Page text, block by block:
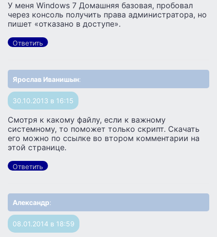
У меня Windows 7 Домашняя базовая, пробовал
через консоль получить права администратора, но
пишет «отказано в доступе».
Ответить
Ярослав Иванишын:
30.10.2013 в 16:15
Смотря к какому файлу, если к важному
системному, то поможет только скрипт. Скачать
его можно по ссылке во втором комментарии на
этой странице.
Ответить
Александр:
08.01.2014 в 18:59